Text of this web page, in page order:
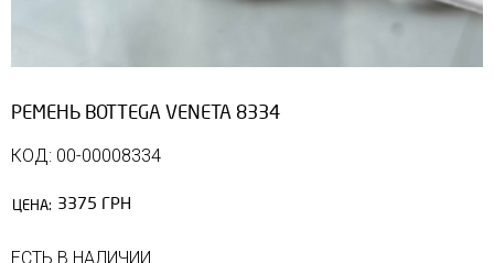
РЕМЕНЬ BOTTEGA VENETA 8334
КОД: 00-00008334
ЦЕНА: 3375 ГРН
ЕСТЬ В НАЛИЧИИ